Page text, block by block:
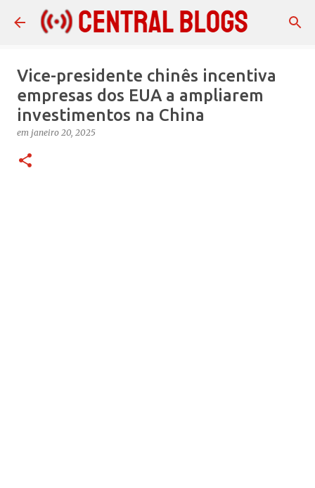
Pular para o conteúdo principal
Vice-presidente chinês incentiva
empresas dos EUA a ampliarem
investimentos na China
em janeiro 20, 2025